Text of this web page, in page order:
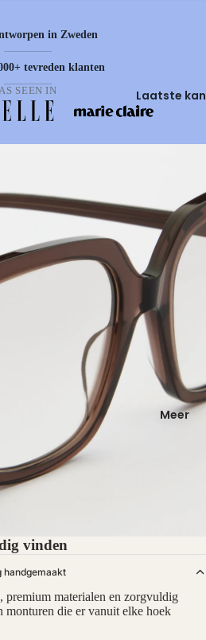
Laatste
Meer
in Zweden
tevreden klanten
AS SEEN IN
vinden
handgemaakt
premium materialen en zorgvuldig
monturen die er vanuit elke hoek